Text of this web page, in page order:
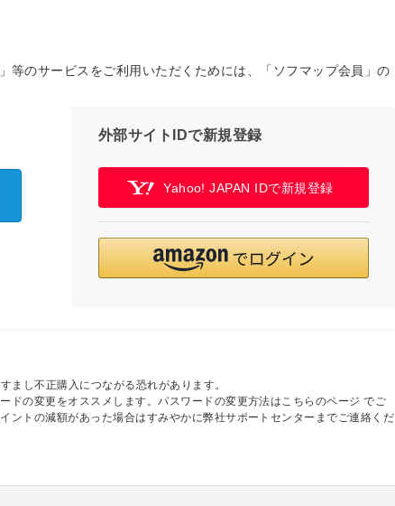
等のサービスをご利用いただくためには、「ソフマップ会員」の
外部サイトIDで新規登録
Yahoo! JAPAN IDで新規登録
まし不正購入につながる恐れがあります。
ドの変更をオススメします。パスワードの変更方法はこちらのページ でご
ントの減額があった場合はすみやかに弊社サポートセンターまでご連絡くだ